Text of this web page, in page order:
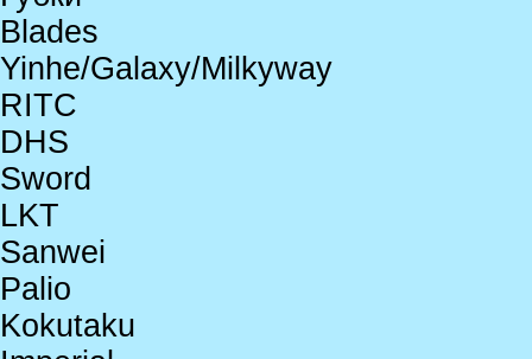
Blades
Yinhe/Galaxy/Milkyway
RITC
DHS
Sword
LKT
Sanwei
Palio
Kokutaku